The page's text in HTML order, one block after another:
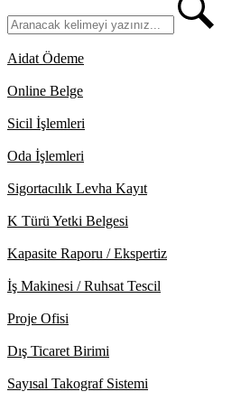
Aidat Ödeme
Online Belge
Sicil İşlemleri
Oda İşlemleri
Sigortacılık Levha Kayıt
K Türü Yetki Belgesi
Kapasite Raporu / Ekspertiz
İş Makinesi / Ruhsat Tescil
Proje Ofisi
Dış Ticaret Birimi
Sayısal Takograf Sistemi